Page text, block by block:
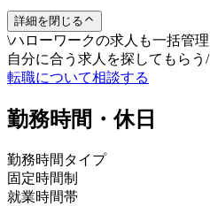
詳細を閉じる
\ハローワークの求人も一括管理
自分に合う求人を探してもらう /
転職について相談する
勤務時間・休日
勤務時間タイプ
固定時間制
就業時間帯